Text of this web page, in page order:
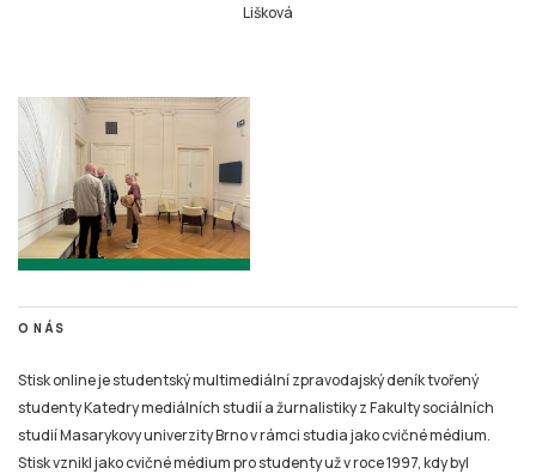
Lišková
O NÁS
Stisk online je studentský multimediální zpravodajský deník tvořený
studenty Katedry mediálních studií a žurnalistiky z Fakulty sociálních
studií Masarykovy univerzity Brno v rámci studia jako cvičné médium.
Stisk vznikl jako cvičné médium pro studenty už v roce 1997, kdy byl